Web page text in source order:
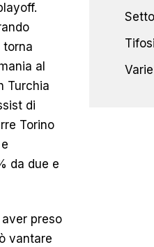
torna
al
Turchia
di
Torino
da due e
preso
vantare
Tifosi
Varie